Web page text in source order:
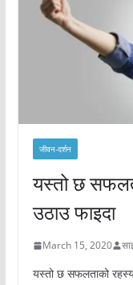
जीवन-दर्शन
यस्तो छ
उठाउ फाइदा
March 15, 2020
यस्तो छ सफलताको